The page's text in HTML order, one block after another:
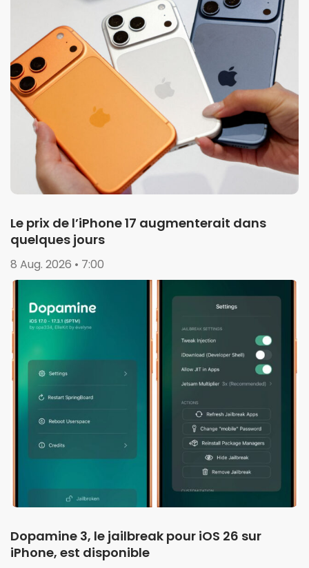
Le prix de l’iPhone 17 augmenterait dans
quelques jours
8 Aug. 2026 • 7:00
Dopamine 3, le jailbreak pour iOS 26 sur
iPhone, est disponible